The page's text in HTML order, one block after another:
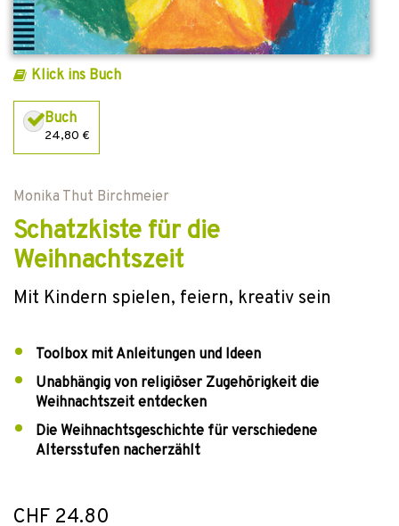
Klick ins Buch
Buch
24,80 €
Monika Thut Birchmeier
Schatzkiste für die
Weihnachtszeit
Mit Kindern spielen, feiern, kreativ sein
Toolbox mit Anleitungen und Ideen
Unabhängig von religiöser Zugehörigkeit die
Weihnachtszeit entdecken
Die Weihnachtsgeschichte für verschiedene
Altersstufen nacherzählt
CHF 24.80